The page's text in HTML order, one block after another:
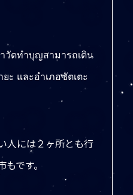
วัดทำบุญสามารถเดิน
ะ และอำเภอซัตเตะ
人には２ヶ所とも行
です。